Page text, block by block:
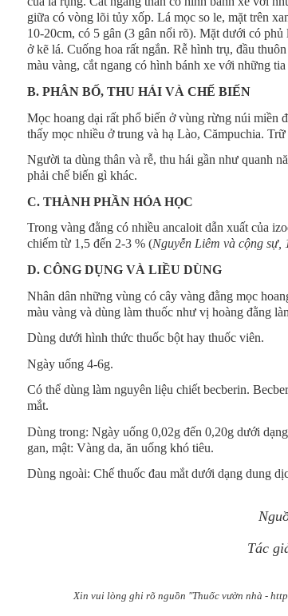
giữa có vòng lõi tủy xốp. Lá mọc so le, mặt trên
10-20cm, có 5 gân (3 gân nổi rõ). Mặt dưới có
ở kẽ lá. Cuống hoa rất ngắn. Rễ hình trụ, đầu
màu vàng, cắt ngang có hình bánh xe với những
B. PHÂN BỐ, THU HÁI VÀ CHẾ BIẾN
Mọc hoang dại rất phổ biến ở vùng rừng núi miền
thấy mọc nhiều ở trung và hạ Lào, Cămpuchia.
Người ta dùng thân và rễ, thu hái gần như quanh
phải chế biến gì khác.
C. THÀNH PHẦN HÓA HỌC
Trong vàng đằng có nhiều ancaloit dẫn xuất của
chiếm từ 1,5 đến 2-3 % (Nguyễn Liêm và cộng sự,
D. CÔNG DỤNG VÀ LIỀU DÙNG
Nhân dân những vùng có cây vàng đằng mọc
màu vàng và dùng làm thuốc như vị hoàng đằng
Dùng dưới hình thức thuốc bột hay thuốc viên.
Ngày uống 4-6g.
Có thể dùng làm nguyên liệu chiết becberin.
mắt.
Dùng trong: Ngày uống 0,02g đến 0,20g dưới
gan, mật: Vàng da, ăn uống khó tiêu.
Dùng ngoài: Chế thuốc đau mắt dưới dạng dung
Tác
Xin vui lòng ghi rõ nguồn "Thuốc vườn nhà -